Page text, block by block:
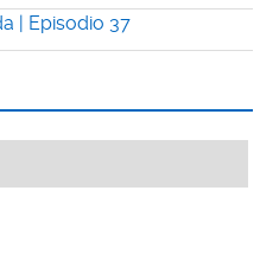
| Episodio 37